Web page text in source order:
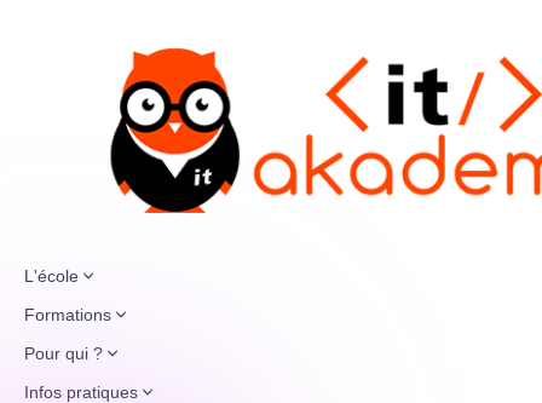
L'école
Formations
Pour qui ?
Infos pratiques